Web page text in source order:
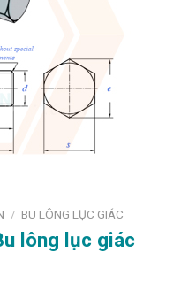
/ BU LÔNG LỤC GIÁC
lông lục giác